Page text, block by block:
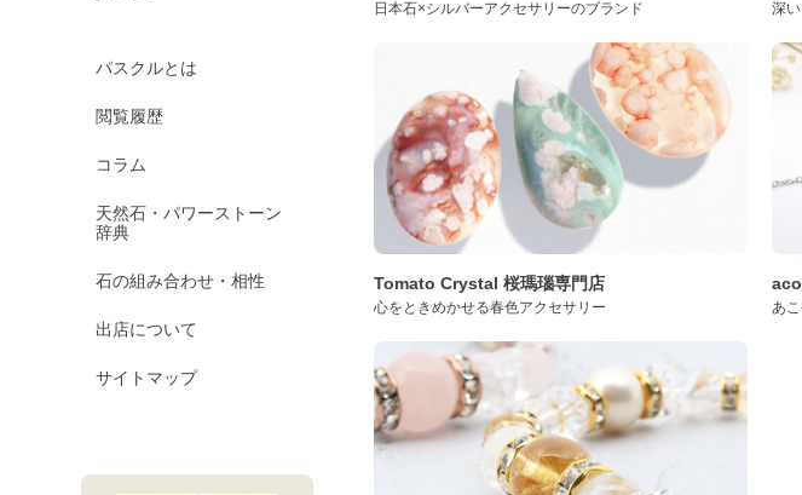
パスクルとは
閲覧履歴
コラム
天然石・パワーストーン
辞典
石の組み合わせ・相性
出店について
サイトマップ
日本石×シルバーアクセサリーのブランド 深
Tomato Crystal 桜瑪瑙専門店
心をときめかせる春色アクセサリー
aco
あ